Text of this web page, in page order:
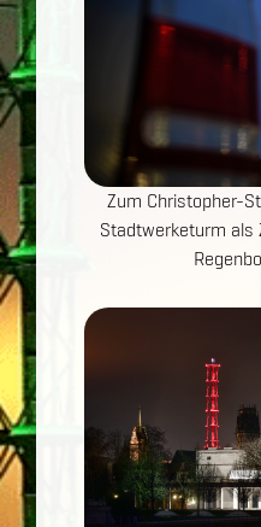
Zum Christopher-
Stadtwerketurm als
Show larger version for: